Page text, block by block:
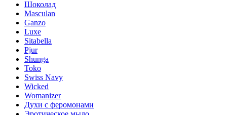
Шоколад
Masculan
Ganzo
Luxe
Sitabella
Pjur
Shunga
Toko
Swiss Navy
Wicked
Womanizer
Духи с феромонами